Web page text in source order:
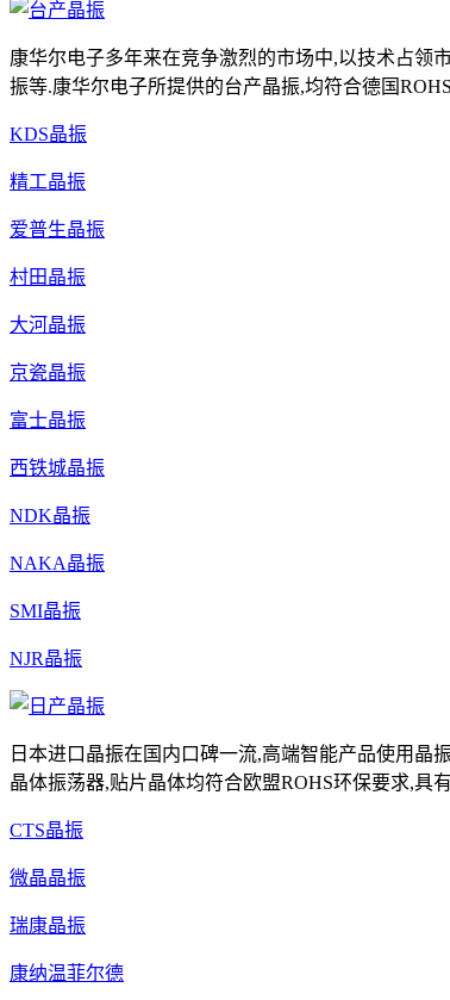
康华尔电子多年来在竞争激烈的市场中,以技术占领
振等.康华尔电子所提供的台产晶振,均符合德国
KDS晶振
精工晶振
爱普生晶振
村田晶振
大河晶振
京瓷晶振
富士晶振
西铁城晶振
NDK晶振
NAKA晶振
SMI晶振
NJR晶振
日本进口晶振在国内口碑一流,高端智能产品使用晶
晶体振荡器,贴片晶体均符合欧盟ROHS环保要求,具
CTS晶振
微晶晶振
瑞康晶振
康纳温菲尔德